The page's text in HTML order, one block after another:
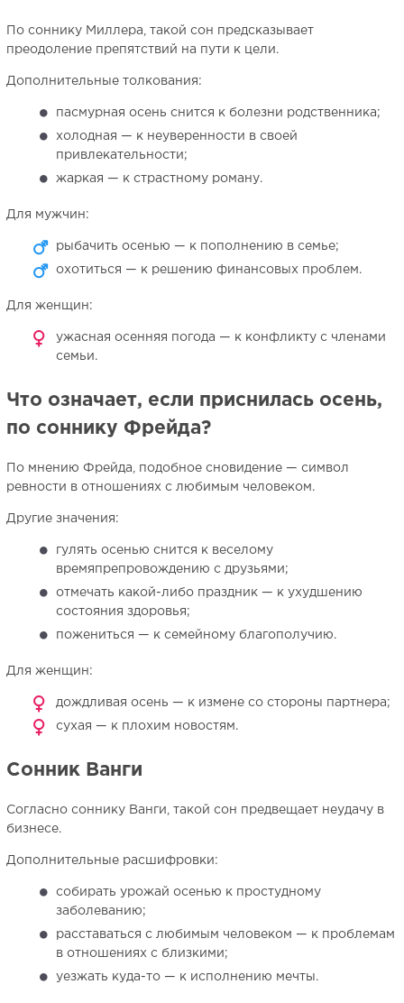
По соннику Миллера, такой сон предсказывает
преодоление препятствий на пути к цели.
Дополнительные толкования:
пасмурная осень снится к болезни родственника;
холодная — к неуверенности в своей
привлекательности;
жаркая — к страстному роману.
Для мужчин:
рыбачить осенью — к пополнению в семье;
охотиться — к решению финансовых проблем.
Для женщин:
ужасная осенняя погода — к конфликту с членами
семьи.
Что означает, если приснилась осень,
по соннику Фрейда?
По мнению Фрейда, подобное сновидение — символ
ревности в отношениях с любимым человеком.
Другие значения:
гулять осенью снится к веселому
времяпрепровождению с друзьями;
отмечать какой-либо праздник — к ухудшению
состояния здоровья;
пожениться — к семейному благополучию.
Для женщин:
дождливая осень — к измене со стороны партнера;
сухая — к плохим новостям.
Сонник Ванги
Согласно соннику Ванги, такой сон предвещает неудачу в
бизнесе.
Дополнительные расшифровки:
собирать урожай осенью к простудному
заболеванию;
расставаться с любимым человеком — к проблемам
в отношениях с близкими;
уезжать куда-то — к исполнению мечты.